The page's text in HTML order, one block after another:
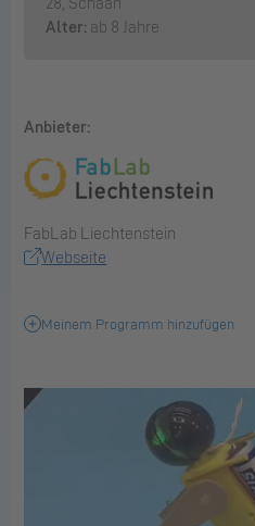
Alter: ab 8 Jahre
Anbieter:
FabLab Liechtenstein
Webseite
Meinem Programm hinzufügen